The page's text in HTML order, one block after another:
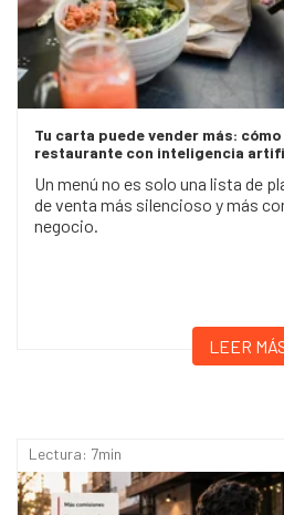
Tu carta puede vender más:
restaurante con inteligencia
Un menú no es solo una lista de
de venta más silencioso y más
negocio.
LEER
Lectura: 7min